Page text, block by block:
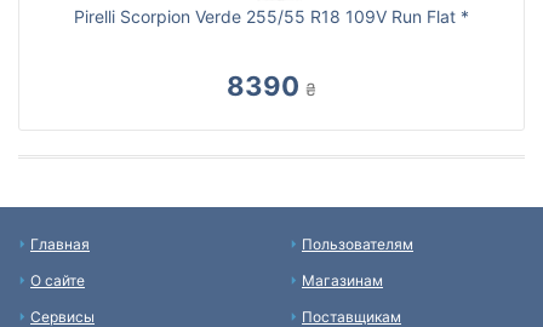
Pirelli Scorpion Verde 255/55 R18 109V Run Flat *
8390 ₴
Главная
О сайте
Сервисы
Пользователям
Магазинам
Поставщикам